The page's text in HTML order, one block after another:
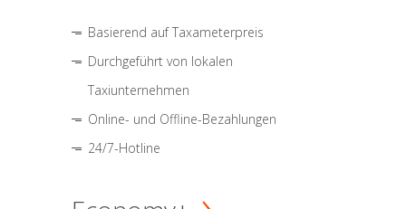
Basierend auf Taxameterpreis
Durchgeführt von lokalen
Taxiunternehmen
Online- und Offline-Bezahlungen
24/7-Hotline